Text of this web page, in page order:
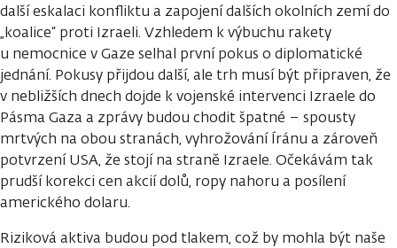
další eskalaci konfliktu a zapojení dalších okolních zemí do
„koalice“ proti Izraeli. Vzhledem k výbuchu rakety
u nemocnice v Gaze selhal první pokus o diplomatické
jednání. Pokusy přijdou další, ale trh musí být připraven, že
v nebližších dnech dojde k vojenské intervenci Izraele do
Pásma Gaza a zprávy budou chodit špatné – spousty
mrtvých na obou stranách, vyhrožování Íránu a zároveň
potvrzení USA, že stojí na straně Izraele. Očekávám tak
prudší korekci cen akcií dolů, ropy nahoru a posílení
amerického dolaru.
Riziková aktiva budou pod tlakem, což by mohla být naše